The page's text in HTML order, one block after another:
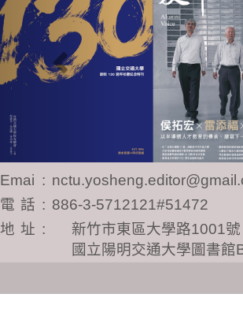
Email :
電話 : 886-3-5712121#51472
地址 :
新竹市東區大學路1001號
國立陽明交通大學圖書館